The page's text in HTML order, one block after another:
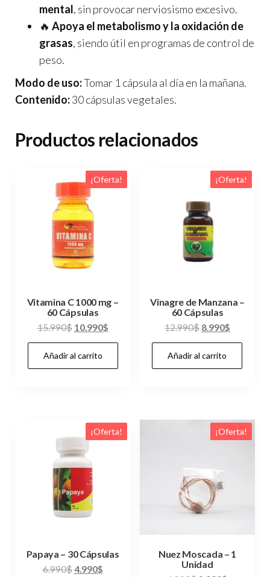
mental, sin provocar nerviosismo excesivo.
🔥 Apoya el metabolismo y la oxidación de
grasas, siendo útil en programas de control de
peso.
Modo de uso:Tomar 1 cápsula al día en la mañana.
Contenido:30 cápsulas vegetales.
Productos relacionados
¡Oferta!
Vitamina C 1000 mg –
60 Cápsulas
15.990$ El
precio
original
era:
10.990$El
precio
es:
Añadir al carrito
¡Oferta!
Vinagre de Manzana –
60 Cápsulas
12.990$ El
precio
original
era:
8.990$El
precio
es:
Añadir al carrito
¡Oferta!
Papaya – 30 Cápsulas
6.990$El
4.990$El
¡Oferta!
Nuez Moscada – 1
Unidad